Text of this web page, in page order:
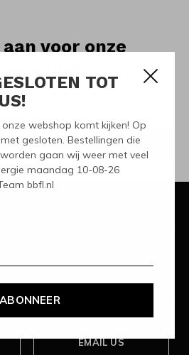
TOT
webshop komt kijken! Op
gesloten. Bestellingen die
gaan wij weer met veel
maandag 10-08-26
bbfl.nl
ABONNEER
voor onze
aanbiedingen en promoties
ABONNEER
EMAIL US